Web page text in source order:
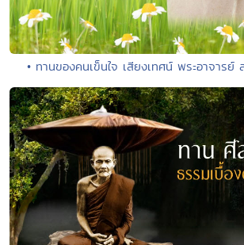
• ทานของคนเข็นใจ เสียงเทศน์ พระอาจา